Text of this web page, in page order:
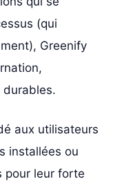
(qui
Greenify
durables.
aux utilisateurs
installées ou
pour leur forte